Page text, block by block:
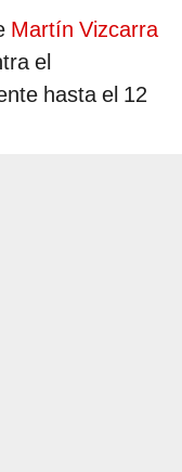
Martín Vizcarra
el
hasta el 12